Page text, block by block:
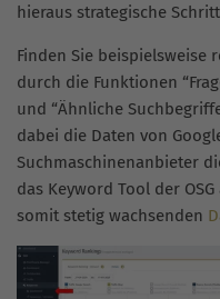
hieraus strategische
Finden Sie beispielsweise
durch die Funktionen
und “Ähnliche
dabei die Daten von
Suchmaschinenanbieter
das Keyword Tool der
somit stetig wachsenden